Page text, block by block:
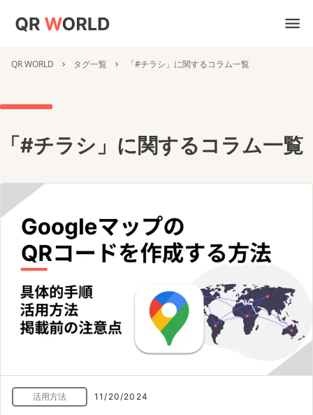
QR WORLD タグ一覧 「#チラシ」に関するコラム一覧
「#チラシ」に関するコラム一覧
活用方法 11/20/2024